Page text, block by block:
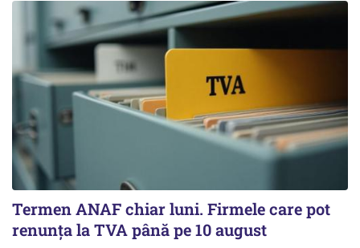
Termen ANAF chiar luni. Firmele care pot
renunța la TVA până pe 10 august